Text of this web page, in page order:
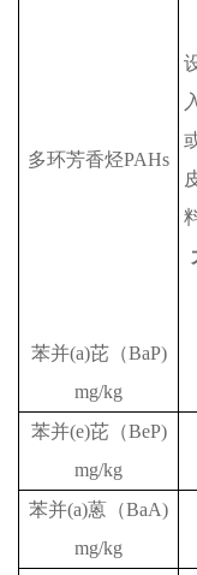
多环芳香烃PAHs
苯并(a)芘（BaP)
mg/kg
苯并(e)芘（BeP)
mg/kg
苯并(a)蒽（BaA)
mg/kg